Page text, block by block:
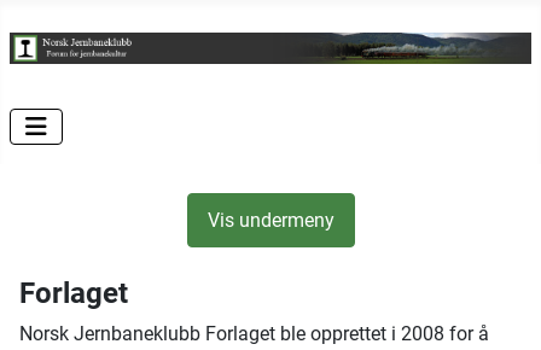
Vis undermeny
Forlaget
Norsk Jernbaneklubb Forlaget ble opprettet i 2008 for å